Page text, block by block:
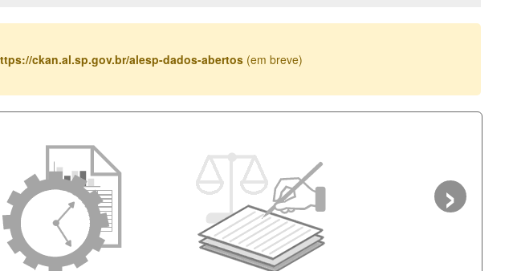
ckan.al.sp.gov.br/alesp-dados-abertos (em breve)
›